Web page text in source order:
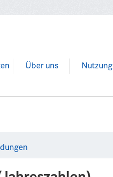
Über uns Nutzung